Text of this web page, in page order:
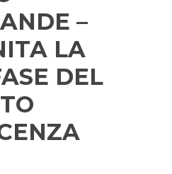
–
LA
DEL